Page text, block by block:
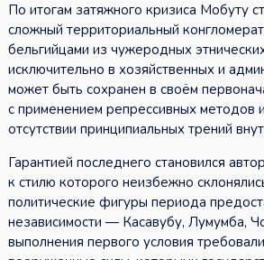
По итогам затяжного кризиса Мобуту
сложный территориальный
бельгийцами из чужеродных
исключительно в хозяйственных и
может быть сохранен в своём
с применением репрессивных методов
отсутствии принципиальных трений
Гарантией последнего становился
к стилю которого неизбежно
политические фигуры периода
независимости — Касавубу, Лумумба,
выполнения первого условия